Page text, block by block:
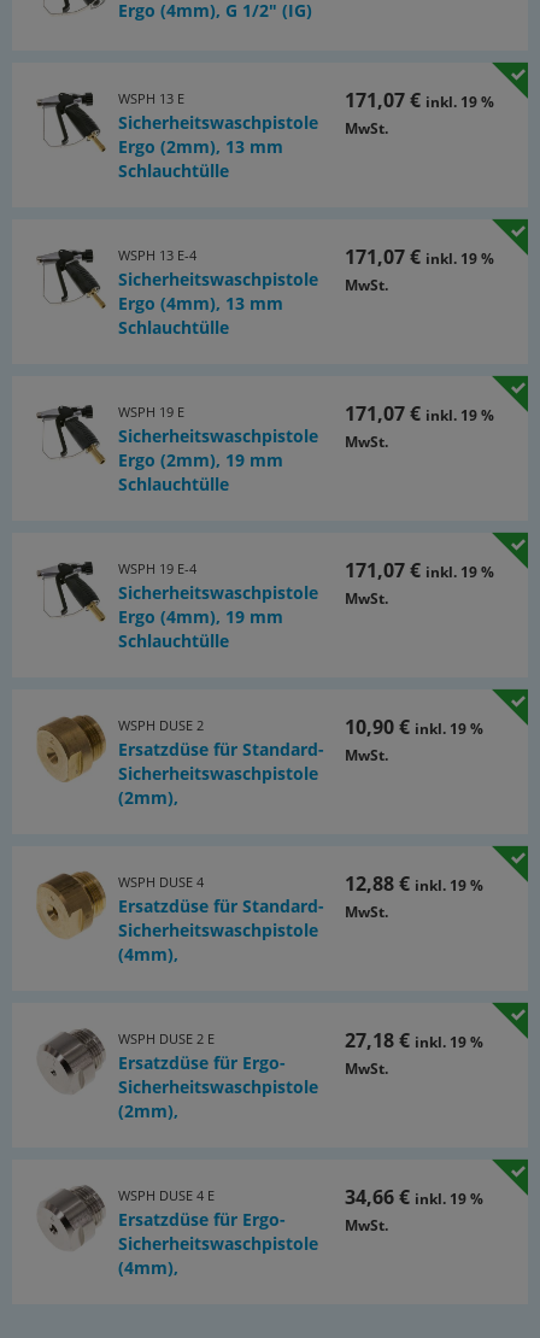
Ergo (4mm), G 1/2" (IG)
WSPH 13 E
Sicherheitswaschpistole
Ergo (2mm), 13 mm
Schlauchtülle
171,07 € inkl. 19 %
MwSt.
WSPH 13 E-4
Sicherheitswaschpistole
Ergo (4mm), 13 mm
Schlauchtülle
171,07 € inkl. 19 %
MwSt.
WSPH 19 E
Sicherheitswaschpistole
Ergo (2mm), 19 mm
Schlauchtülle
171,07 € inkl. 19 %
MwSt.
WSPH 19 E-4
Sicherheitswaschpistole
Ergo (4mm), 19 mm
Schlauchtülle
171,07 € inkl. 19 %
MwSt.
WSPH DUSE 2
Ersatzdüse für Standard-
Sicherheitswaschpistole
(2mm),
10,90 € inkl. 19 %
MwSt.
WSPH DUSE 4
Ersatzdüse für Standard-
Sicherheitswaschpistole
(4mm),
12,88 € inkl. 19 %
MwSt.
WSPH DUSE 2 E
Ersatzdüse für Ergo-
Sicherheitswaschpistole
(2mm),
27,18 € inkl. 19 %
MwSt.
WSPH DUSE 4 E
Ersatzdüse für Ergo-
Sicherheitswaschpistole
(4mm),
34,66 € inkl. 19 %
MwSt.